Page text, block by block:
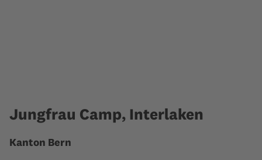
Jungfrau Camp, Interlaken
Kanton Bern